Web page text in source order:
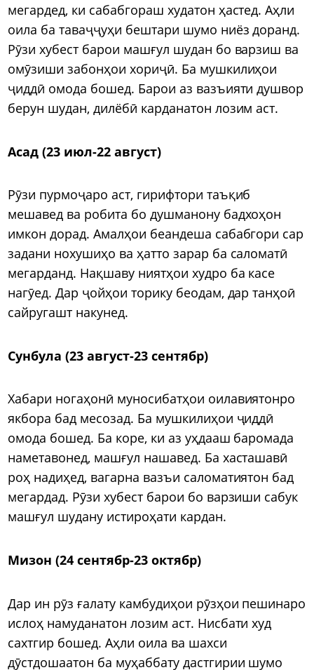
мегардед, ки сабабгораш худатон ҳастед. Аҳли
оила ба таваҷҷуҳи бештари шумо ниёз доранд.
Рӯзи хубест барои машғул шудан бо варзиш ва
омӯзиши забонҳои хориҷӣ. Ба мушкилиҳои
ҷиддӣ омода бошед. Барои аз вазъияти душвор
берун шудан, дилёбӣ карданатон лозим аст.
Асад (23 июл-22 август)
Рӯзи пурмоҷаро аст, гирифтори таъқиб
мешавед ва робита бо душманону бадхоҳон
имкон дорад. Амалҳои беандеша сабабгори сар
задани нохушиҳо ва ҳатто зарар ба саломатӣ
мегарданд. Нақшаву ниятҳои худро ба касе
нагӯед. Дар ҷойҳои торику беодам, дар танҳоӣ
сайругашт накунед.
Сунбула (23 август-23 сентябр)
Хабари ногаҳонӣ муносибатҳои оилавиятонро
якбора бад месозад. Ба мушкилиҳои ҷиддӣ
омода бошед. Ба коре, ки аз уҳдааш баромада
наметавонед, машғул нашавед. Ба хасташавӣ
роҳ надиҳед, вагарна вазъи саломатиятон бад
мегардад. Рӯзи хубест барои бо варзиши сабук
машғул шудану истироҳати кардан.
Мизон (24 сентябр-23 октябр)
Дар ин рӯз ғалату камбудиҳои рӯзҳои пешинаро
ислоҳ намуданатон лозим аст. Нисбати худ
сахтгир бошед. Аҳли оила ва шахси
дӯстдошаатон ба муҳаббату дастгирии шумо